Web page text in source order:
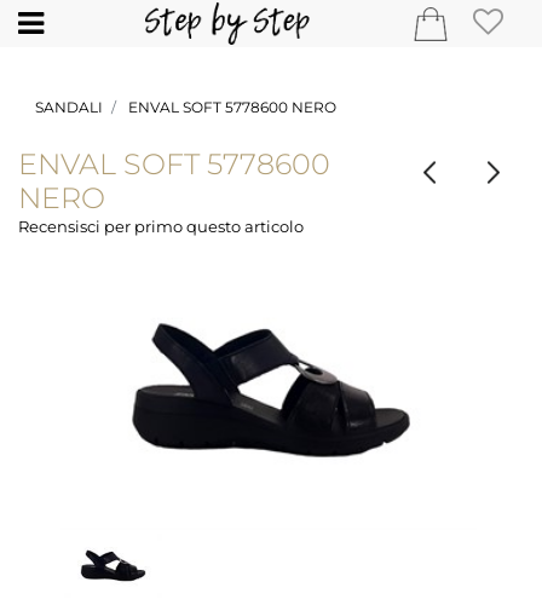
Open
SANDALI ENVAL SOFT 5778600 NERO
ENVAL SOFT 5778600
NERO
Recensisci per primo questo articolo